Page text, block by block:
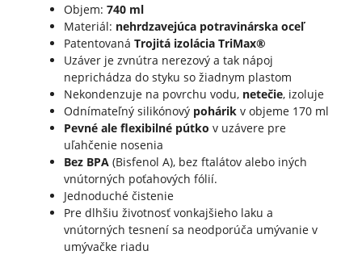
Objem:740 ml
Materiál: nehrdzavejúca potravinárska oceľ
PatentovanáTrojitá izolácia TriMax®
Uzáver je zvnútra nerezový a tak nápoj
neprichádza do styku so žiadnym plastom
Nekondenzuje na povrchu vodu, netečie, izoluje
Odnímateľný silikónový pohárik v objeme 170 ml
Pevné ale flexibilné pútko v uzávere pre
uľahčenie nosenia
Bez BPA(Bisfenol A), bez ftalátov alebo iných
vnútorných poťahových fólií.
Jednoduché čistenie
Pre dlhšiu životnosť vonkajšieho laku a
vnútorných tesnení sa neodporúča umývanie v
umývačke riadu